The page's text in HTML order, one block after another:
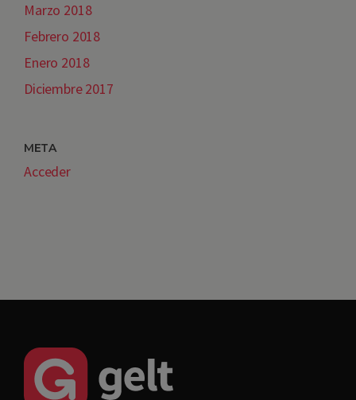
Marzo 2018
Febrero 2018
Enero 2018
Diciembre 2017
META
Acceder